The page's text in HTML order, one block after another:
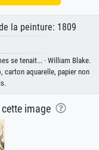
la peinture: 1809
se tenait... · William Blake.
carton aquarelle, papier non
image